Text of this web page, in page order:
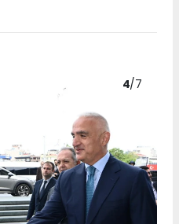
4/7